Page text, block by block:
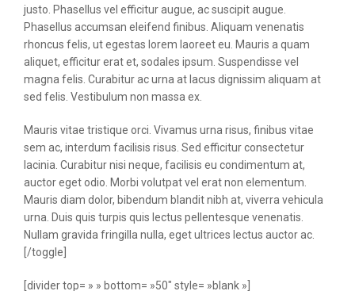
justo. Phasellus vel efficitur augue, ac suscipit augue.
Phasellus accumsan eleifend finibus. Aliquam venenatis
rhoncus felis, ut egestas lorem laoreet eu. Mauris a quam
aliquet, efficitur erat et, sodales ipsum. Suspendisse vel
magna felis. Curabitur ac urna at lacus dignissim aliquam at
sed felis. Vestibulum non massa ex.
Mauris vitae tristique orci. Vivamus urna risus, finibus vitae
sem ac, interdum facilisis risus. Sed efficitur consectetur
lacinia. Curabitur nisi neque, facilisis eu condimentum at,
auctor eget odio. Morbi volutpat vel erat non elementum.
Mauris diam dolor, bibendum blandit nibh at, viverra vehicula
urna. Duis quis turpis quis lectus pellentesque venenatis.
Nullam gravida fringilla nulla, eget ultrices lectus auctor ac.
[/toggle]
[divider top= » » bottom= »50″ style= »blank »]